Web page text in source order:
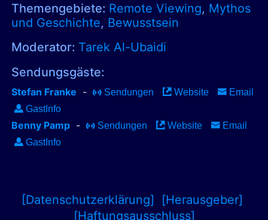
Themengebiete: Remote Viewing, Mythos
und Geschichte, Bewusstsein
Moderator: Tarek Al-Ubaidi
Sendungsgäste:
Stefan Franke - Sendungen Website
Email
GastInfo
Benny Pamp - Sendungen Website
Email
GastInfo
[Datenschutzerklärung]
[Herausgeber]
[Haftungsausschluss]